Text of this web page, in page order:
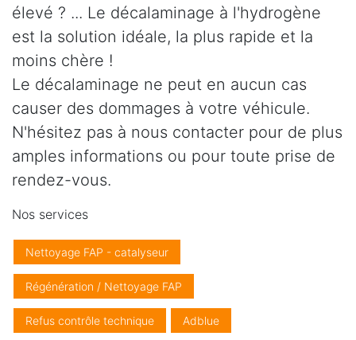
élevé ? ... Le décalaminage à l'hydrogène
est la solution idéale, la plus rapide et la
moins chère !
Le décalaminage ne peut en aucun cas
causer des dommages à votre véhicule.
N'hésitez pas à nous contacter pour de plus
amples informations ou pour toute prise de
rendez-vous.
Nos services
Nettoyage FAP - catalyseur
Régénération / Nettoyage FAP
Refus contrôle technique Adblue